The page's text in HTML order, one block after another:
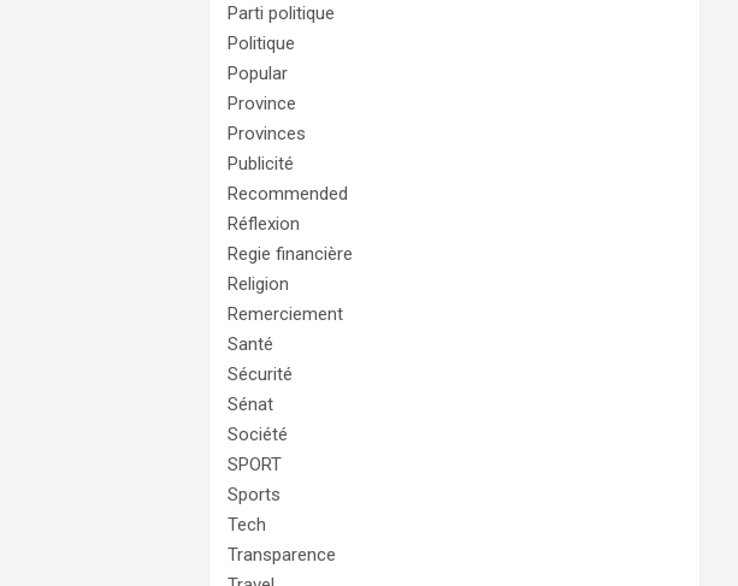
Parti politique
Politique
Popular
Province
Provinces
Publicité
Recommended
Réflexion
Regie financière
Religion
Remerciement
Santé
Sécurité
Sénat
Société
SPORT
Sports
Tech
Transparence